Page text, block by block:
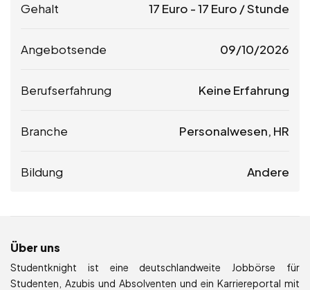
Gehalt 17 Euro -17 Euro / Stunde
Angebotsende 09/10/2026
Berufserfahrung Keine Erfahrung
Branche Personalwesen, HR
Bildung Andere
Über uns
Studentknight ist eine deutschlandweite Jobbörse für
Studenten, Azubis und Absolventen und ein Karriereportal mit